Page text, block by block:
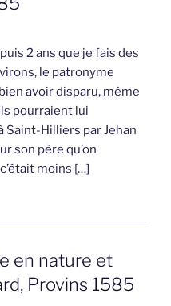
2 ans que je fais des
le patronyme
avoir disparu, même
pourraient lui
Saint-Hilliers par Jehan
son père qu’on
moins […]
en nature et
Provins 1585